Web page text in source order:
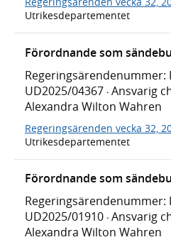
Utrikesdepartementet
Förordnande som
Regeringsärendenummer:
UD2025/04367 · Ansvarig
Alexandra Wilton Wahren
Regeringsärenden vecka 32,
Utrikesdepartementet
Förordnande som
Regeringsärendenummer:
UD2025/01910 · Ansvarig
Alexandra Wilton Wahren